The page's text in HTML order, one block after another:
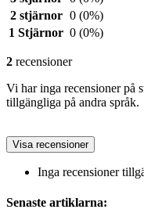
2 stjärnor 0 (0%)
1 Stjärnor 0 (0%)
2 recensioner
Vi har inga recensioner på
tillgängliga på andra språk.
Visa recensioner
Inga recensioner
Senaste artiklarna: